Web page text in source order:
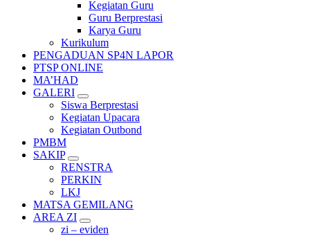
Kegiatan Guru
Guru Berprestasi
Karya Guru
Kurikulum
PENGADUAN SP4N LAPOR
PTSP ONLINE
MA’HAD
GALERI
Siswa Berprestasi
Kegiatan Upacara
Kegiatan Outbond
PMBM
SAKIP
RENSTRA
PERKIN
LKJ
MATSA GEMILANG
AREA ZI
zi – eviden